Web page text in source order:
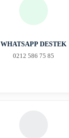
WHATSAPP DESTEK
0212 586 75 85